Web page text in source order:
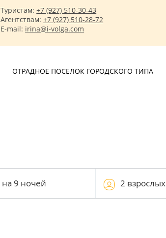
Туристам:+7 (927) 510-30-43
Агентствам:+7 (927) 510-28-72
E-mail: irina@i-volga.com
ОТРАДНОЕ ПОСЕЛОК ГОРОДСКОГО ТИПА
на 9 ночей 2 взрослых